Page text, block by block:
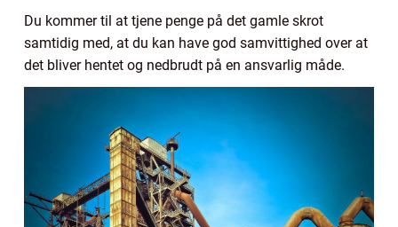
Du kommer til at tjene penge på det gamle skrot
samtidig med, at du kan have god samvittighed over at
det bliver hentet og nedbrudt på en ansvarlig måde.